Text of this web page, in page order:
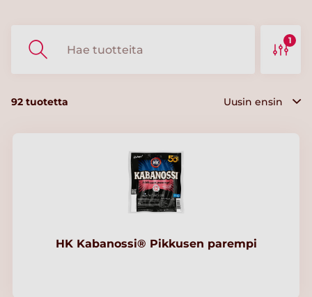
1
92 tuotetta
HK Kabanossi® Pikkusen parempi